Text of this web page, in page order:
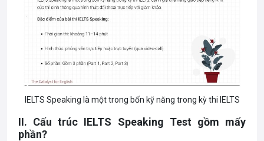
IELTS Speaking là một trong bốn kỹ năng trong kỳ thi IELTS
II. Cấu trúc IELTS Speaking Test gồm mấy
phần?